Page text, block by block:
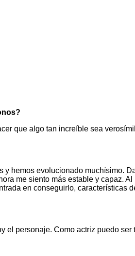
que algo tan increíble sea
hemos evolucionado muchísimo.
me siento más estable y capaz.
en conseguirlo, características
el personaje. Como actriz puedo